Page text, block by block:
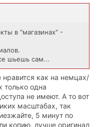
в "магазинах" -
шьешь сам...
нравится как на немцах/
только одна
не имеют. А то вот
масштабах, так
5 минут по
копию, лучше оригинал